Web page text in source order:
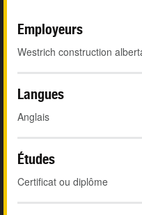
Employeurs
Westrich construction
Langues
Anglais
Études
Certificat ou diplôme